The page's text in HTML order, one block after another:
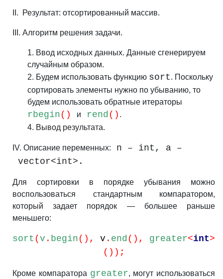
II. Результат: отсортированный массив.
III. Алгоритм решения задачи.
1. Ввод исходных данных. Данные сгенерируем
случайным образом.
2. Будем использовать функцию sort. Поскольку
сортировать элементы нужно по убыванию, то
будем использовать обратные итераторы
rbegin () и rend () .
4. Вывод результата.
IV. Описание переменных:
n – int, a –
vector<int>.
Для сортировки в порядке убывания можно
воспользоваться стандартным компаратором,
который задает порядок — большее раньше
меньшего:
sort (v . begin (), v . end (), greater<int>
());
Кроме компаратора greater, могут использоваться